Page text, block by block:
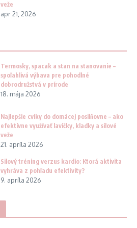
veže
apr 21, 2026
Termosky, spacak a stan na stanovanie –
spoľahlivá výbava pre pohodlné
dobrodružstvá v prírode
18. mája 2026
Najlepšie cviky do domácej posilňovne – ako
efektívne využívať lavičky, kladky a silové
veže
21. apríla 2026
Silový tréning verzus kardio: Ktorá aktivita
vyhráva z pohľadu efektivity?
9. apríla 2026